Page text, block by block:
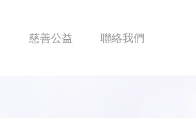
慈善公益 聯絡我們